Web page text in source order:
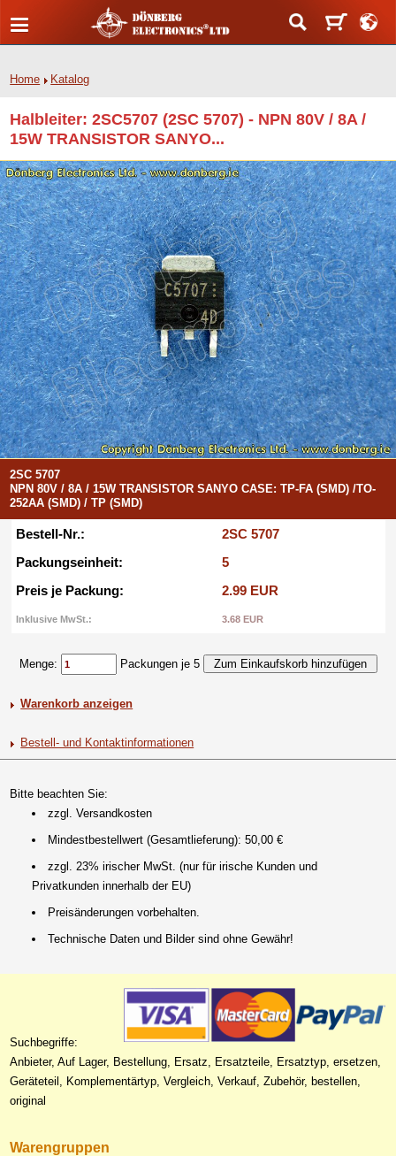
Home Katalog
Halbleiter: 2SC5707 (2SC 5707) - NPN 80V / 8A /
15W TRANSISTOR SANYO...
2SC 5707
NPN 80V / 8A / 15W TRANSISTOR SANYO CASE: TP-FA (SMD) /TO-
252AA (SMD) / TP (SMD)
Bestell-Nr.:
2SC 5707
Packungseinheit:
5
Preis je Packung:
2.99 EUR
Inklusive MwSt.: 3.68 EUR
Menge: Packungen je 5
Warenkorb anzeigen
Bestell- und Kontaktinformationen
Bitte beachten Sie:
zzgl. Versandkosten
Mindestbestellwert (Gesamtlieferung): 50,00 €
zzgl. 23% irischer MwSt. (nur für irische Kunden und
Privatkunden innerhalb der EU)
Preisänderungen vorbehalten.
Technische Daten und Bilder sind ohne Gewähr!
Suchbegriffe:
Anbieter, Auf Lager, Bestellung, Ersatz, Ersatzteile, Ersatztyp, ersetzen,
Geräteteil, Komplementärtyp, Vergleich, Verkauf, Zubehör, bestellen,
original
Warengruppen